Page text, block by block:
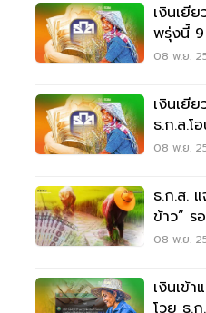
เงินเยี
พรุ่งนี้ 9
ที่นี่
08 พ.ย.
เงินเยี
ธ.ก.ส.โ
เช็คด่วน
08 พ.ย.
ธ.ก.ส. แจ้งชาว
ข้าว” ร
08 พ.ย.
เงินเข้า
โวย ธ.ก